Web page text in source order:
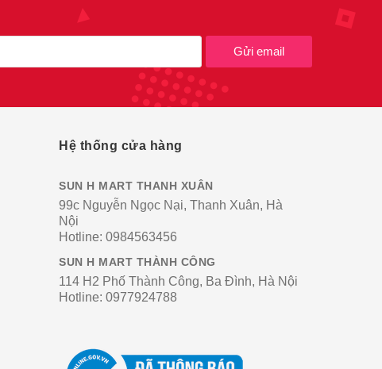
Gửi email
Hệ thống cửa hàng
SUN H MART THANH XUÂN
99c Nguyễn Ngọc Nại, Thanh Xuân, Hà
Nội
Hotline: 0984563456
SUN H MART THÀNH CÔNG
114 H2 Phố Thành Công, Ba Đình, Hà Nội
Hotline: 0977924788